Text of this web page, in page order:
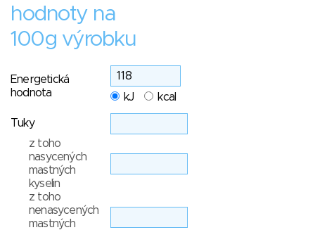
hodnoty na
100g výrobku
Energetická
hodnota
kJ kcal
Tuky
z toho
nasycených
mastných
kyselin
z toho
nenasycených
mastných